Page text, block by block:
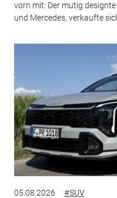
vorn mit: Der mutig
und Mercedes, verkaufte
05.08.2026 #SUV